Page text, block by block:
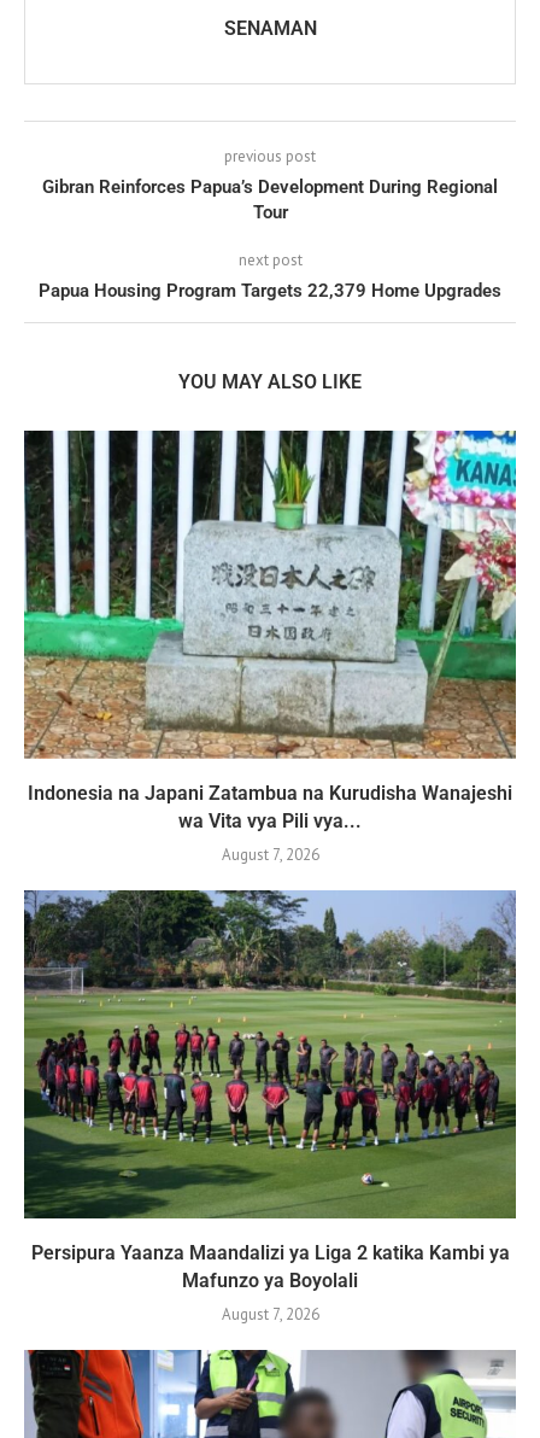
SENAMAN
previous post
Gibran Reinforces Papua’s Development During Regional
Tour
next post
Papua Housing Program Targets 22,379 Home Upgrades
YOU MAY ALSO LIKE
Indonesia na Japani Zatambua na Kurudisha Wanajeshi
wa Vita vya Pili vya...
August 7, 2026
Persipura Yaanza Maandalizi ya Liga 2 katika Kambi ya
Mafunzo ya Boyolali
August 7, 2026